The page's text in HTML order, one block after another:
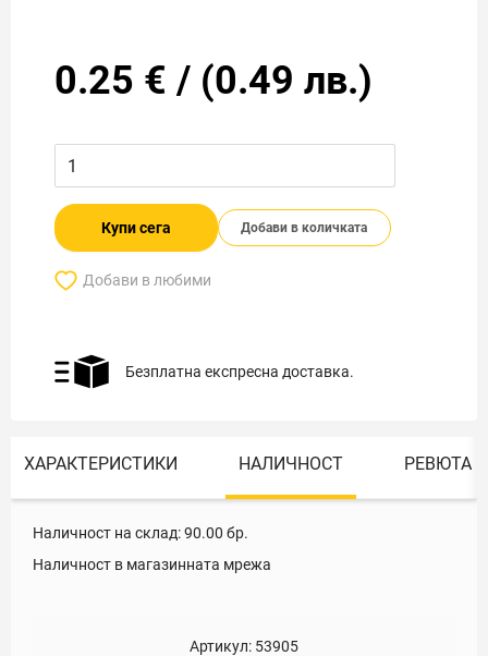
0.25 € / (0.49 лв.)
Купи сега Добави в количката
Добави в любими
Безплатна експресна доставка.
ХАРАКТЕРИСТИКИ НАЛИЧНОСТ РЕВЮТА
Наличност на склад:90.00 бр.
Наличност в магазинната мрежа
Артикул: 53905